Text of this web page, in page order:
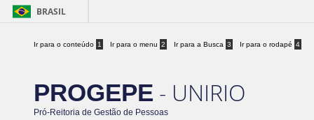
BRASIL
Ir para o conteúdo 1 Ir para o menu 2 Ir para a Busca 3 Ir para o rodapé 4
PROGEPE - UNIRIO
Pró-Reitoria de Gestão de Pessoas